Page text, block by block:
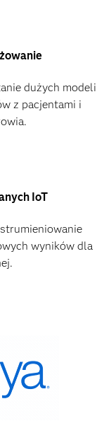
dużych modeli
z pacjentami i
IoT
wyników dla